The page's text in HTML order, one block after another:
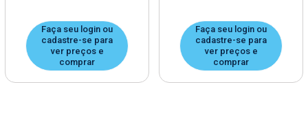
Faça seu login ou
cadastre-se para
ver preços e
comprar
Faça seu login ou
cadastre-se para
ver preços e
comprar